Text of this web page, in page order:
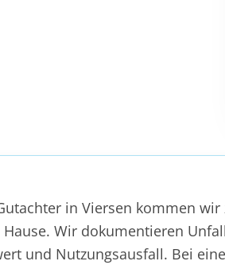
in Viersen kommen
Wir dokumentieren
und Nutzungsausfall. Bei